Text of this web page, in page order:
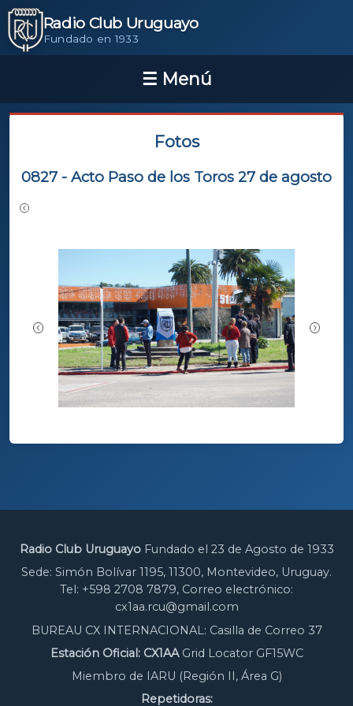
Radio Club Uruguayo
Fundado en 1933
Fotos
0827 - Acto Paso de los Toros 27 de agosto
Radio Club UruguayoFundado el 23 de Agosto de 1933
Sede: Simón Bolívar 1195, 11300, Montevideo, Uruguay.
Tel: +598 2708 7879, Correo electrónico:
cx1aa.rcu@gmail.com
BUREAU CX INTERNACIONAL: Casilla de Correo 37
Estación Oficial: CX1AAGrid Locator GF15WC
Miembro de IARU (Región II, Área G)
Repetidoras: